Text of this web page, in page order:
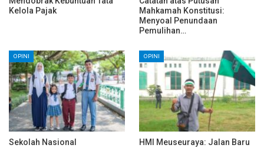
Kelola Pajak
Mahkamah Konstitusi:
Menyoal Penundaan
Pemulihan…
OPINI
Sekolah Nasional
OPINI
HMI Meuseuraya: Jalan Baru